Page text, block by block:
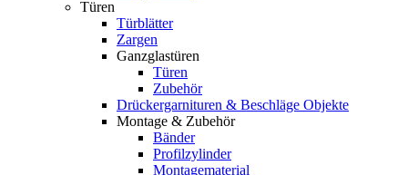
Türen
Türblätter
Zargen
Ganzglastüren
Türen
Zubehör
Drückergarnituren & Beschläge Objekte
Montage & Zubehör
Bänder
Profilzylinder
Montagematerial